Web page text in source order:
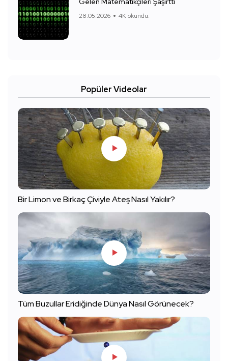
28.05.2026 4K okundu.
Popüler Videolar
Bir Limon ve Birkaç Çiviyle Ateş Nasıl Yakılır?
Tüm Buzullar Eridiğinde Dünya Nasıl Görünecek?